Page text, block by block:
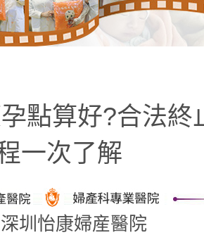
點算好?合法終
一次了解
圳怡康婦産醫院